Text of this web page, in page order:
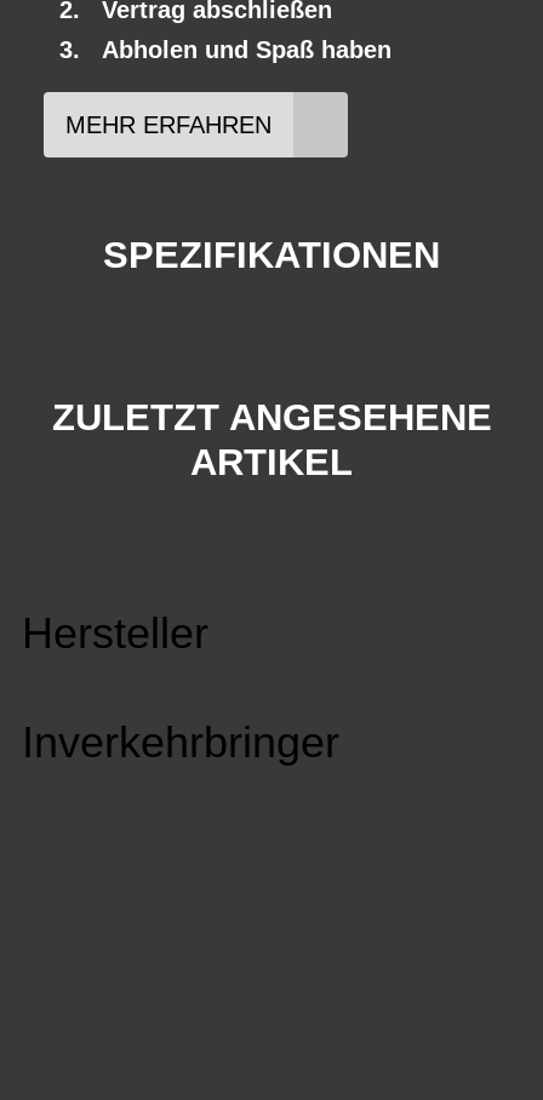
Vertrag abschließen
Abholen und Spaß haben
MEHR ERFAHREN
SPEZIFIKATIONEN
ZULETZT ANGESEHENE
ARTIKEL
Hersteller
Inverkehrbringer